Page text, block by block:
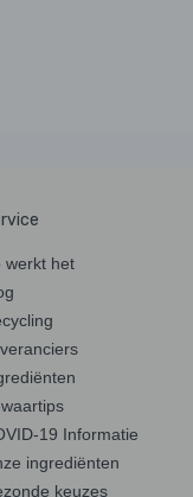
werkt het
19 Informatie
ingrediënten
keuzes